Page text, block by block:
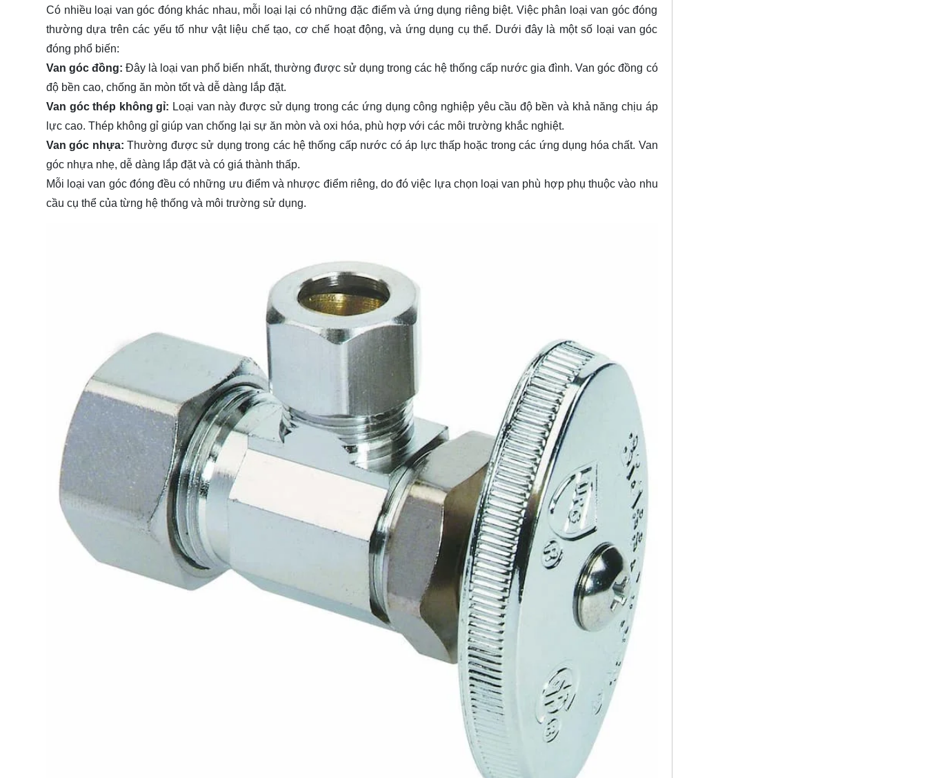
Có nhiều loại van góc đóng khác nhau, mỗi loại lại có những đặc điểm và ứng dụng riêng biệt. Việc phân loại van góc đóng
thường dựa trên các yếu tố như vật liệu chế tạo, cơ chế hoạt động, và ứng dụng cụ thể. Dưới đây là một số loại van góc
đóng phổ biến:
Van góc đồng: Đây là loại van phổ biến nhất, thường được sử dụng trong các hệ thống cấp nước gia đình. Van góc đồng có
độ bền cao, chống ăn mòn tốt và dễ dàng lắp đặt.
Van góc thép không gỉ: Loại van này được sử dụng trong các ứng dụng công nghiệp yêu cầu độ bền và khả năng chịu áp
lực cao. Thép không gỉ giúp van chống lại sự ăn mòn và oxi hóa, phù hợp với các môi trường khắc nghiệt.
Van góc nhựa: Thường được sử dụng trong các hệ thống cấp nước có áp lực thấp hoặc trong các ứng dụng hóa chất. Van
góc nhựa nhẹ, dễ dàng lắp đặt và có giá thành thấp.
Mỗi loại van góc đóng đều có những ưu điểm và nhược điểm riêng, do đó việc lựa chọn loại van phù hợp phụ thuộc vào nhu
cầu cụ thể của từng hệ thống và môi trường sử dụng.